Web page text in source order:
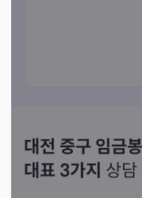
대전 중구 임금
대표 3가지 상담